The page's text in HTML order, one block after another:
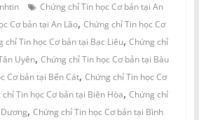
Chứng chỉ Tin học Cơ bản tại An
Cơ bản tại An Lão, Chứng chỉ Tin học Cơ
chỉ Tin học Cơ bản tại Bạc Liêu, Chứng chỉ
Uyên, Chứng chỉ Tin học Cơ bản tại Bàu
Cơ bản tại Bến Cát, Chứng chỉ Tin học Cơ
Tin học Cơ bản tại Biên Hòa, Chứng chỉ
, Chứng chỉ Tin học Cơ bản tại Bình